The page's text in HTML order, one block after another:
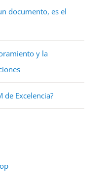
documento, es el
y la
de Excelencia?